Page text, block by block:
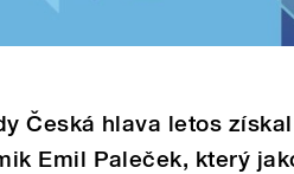
Česká hlava letos
Emil Paleček, který